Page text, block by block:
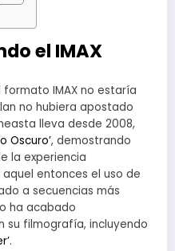
el IMAX
IMAX no estaría
no hubiera apostado
lleva desde 2008,
Oscuro’, demostrando
la experiencia
entonces el uso de
a secuencias más
ha acabado
su filmografía, incluyendo
.